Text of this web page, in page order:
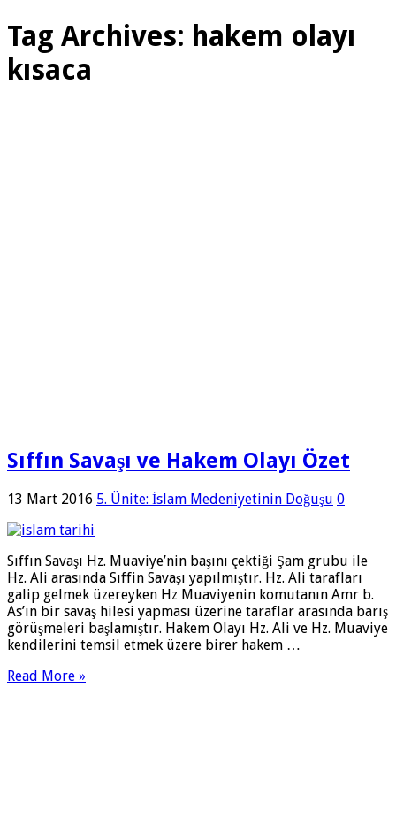
Tag Archives: hakem olayı
kısaca
Sıffın Savaşı ve Hakem Olayı Özet
13 Mart 2016 5. Ünite: İslam Medeniyetinin Doğuşu 0
Sıffın Savaşı Hz. Muaviye’nin başını çektiği Şam grubu ile
Hz. Ali arasında Sıffin Savaşı yapılmıştır. Hz. Ali tarafları
galip gelmek üzereyken Hz Muaviyenin komutanın Amr b.
As’ın bir savaş hilesi yapması üzerine taraflar arasında barış
görüşmeleri başlamıştır. Hakem Olayı Hz. Ali ve Hz. Muaviye
kendilerini temsil etmek üzere birer hakem …
Read More »